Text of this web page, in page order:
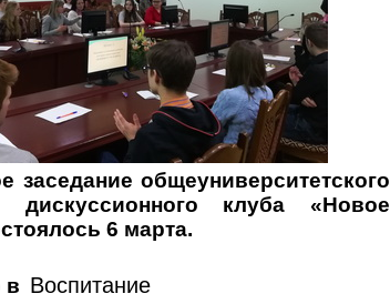
заседание общеуниверситетского
дискуссионного клуба «Новое
6 марта.
в Воспитание